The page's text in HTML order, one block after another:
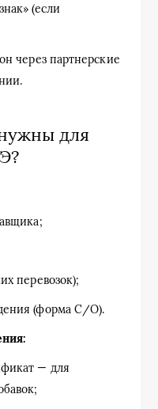
(если
через партнерские
для
перевозок);
(форма С/O).
— для